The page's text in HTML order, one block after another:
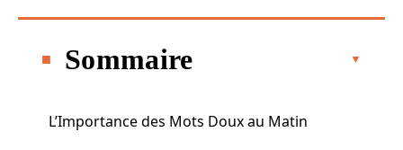
Sommaire
L’Importance des Mots Doux au Matin